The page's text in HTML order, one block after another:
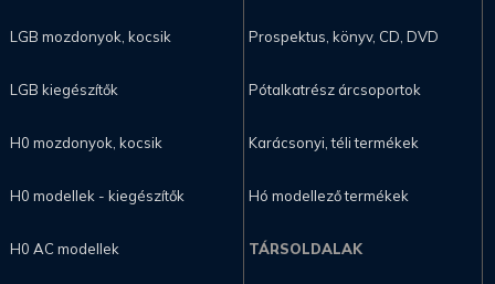
LGB mozdonyok, kocsik
LGB kiegészítők
H0 mozdonyok, kocsik
H0 modellek - kiegészítők
H0 AC modellek
Prospektus, könyv, CD, DVD
Pótalkatrész árcsoportok
Karácsonyi, téli termékek
Hó modellező termékek
TÁRSOLDALAK